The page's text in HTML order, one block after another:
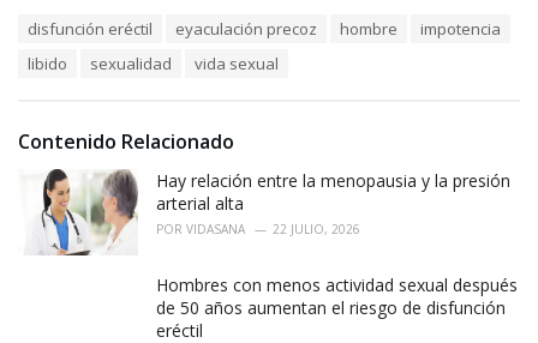
i
disfunción eréctil eyaculación precoz hombre
impotencia
libido
sexualidad vida sexual
Contenido Relacionado
Hay relación entre la menopausia y la presión
arterial alta
POR VIDASANA 22 JULIO, 2026
Hombres con menos actividad sexual después
de 50 años aumentan el riesgo de disfunción
eréctil